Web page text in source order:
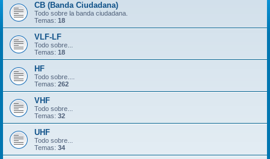
CB (Banda Ciudadana)
Todo sobre la banda ciudadana.
Temas: 18
VLF-LF
Todo sobre...
Temas: 18
HF
Todo sobre....
Temas: 262
VHF
Todo sobre...
Temas: 32
UHF
Todo sobre...
Temas: 34